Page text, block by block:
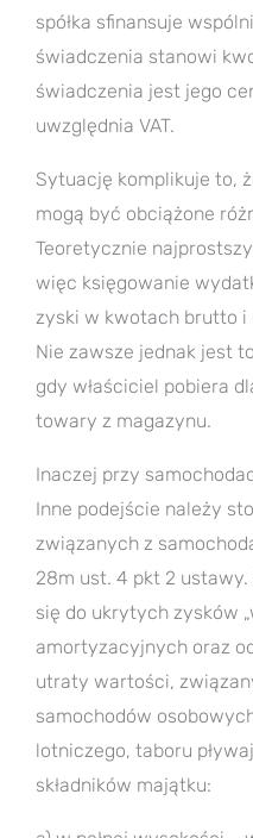
spółka sfinansuje
świadczenia stanowi
świadczenia jest jego
uwzględnia VAT.
Sytuację komplikuje to,
mogą być obciążone
Teoretycznie
więc księgowanie
zyski w kwotach brutto i
Nie zawsze jednak jest
gdy właściciel pobiera
towary z magazynu.
Inaczej przy
Inne podejście należy
związanych z
28m ust. 4 pkt 2
się do ukrytych zysków
amortyzacyjnych oraz
utraty wartości,
samochodów
lotniczego, taboru
składników majątku: